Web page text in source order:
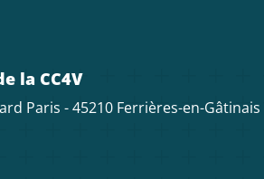
la CC4V
Paris - 45210 Ferrières-en-Gâtinais